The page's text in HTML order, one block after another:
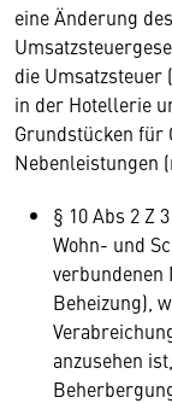
eine Änderung
die Umsatzsteuer
in der Hotellerie
Grundstücken für
Nebenleistungen
§ 10 Abs 2 Z
Wohn- und
verbundenen
Beheizung),
anzusehen